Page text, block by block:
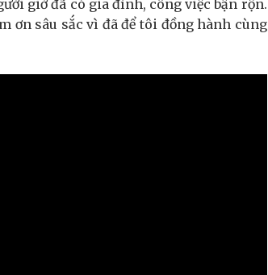
giờ đã có gia đình, công việc bận rộn.
ơn sâu sắc vì đã để tôi đồng hành cùng